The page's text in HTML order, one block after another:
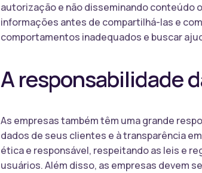
autorização e não disseminando conteúdo
informações antes de compartilhá-las e
comportamentos inadequados e buscar
A responsabilidade
As empresas também têm uma grande
dados de seus clientes e à transparência
ética e responsável, respeitando as leis e
usuários. Além disso, as empresas devem